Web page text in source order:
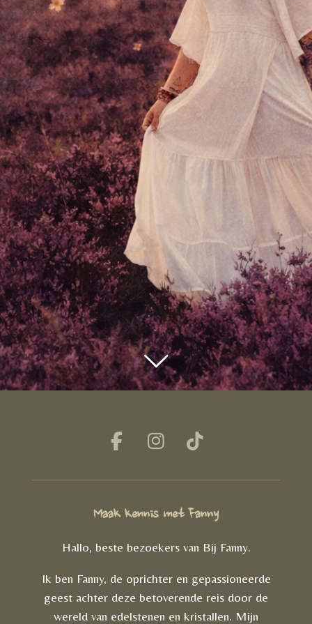
F
e
o
k
I
t
g
a
m
T
T
k
Maak kennis met Fanny
Hallo, beste bezoekers van Bij Fanny.
Ik ben Fanny, de oprichter en gepassioneerde
geest achter deze betoverende reis door de
wereld van edelstenen en kristallen. Mijn